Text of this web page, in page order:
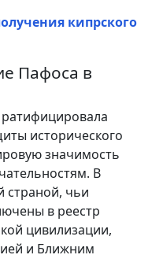
кипрского
Пафоса в
ратифицировала
исторического
значимость
В
страной, чьи
в реестр
цивилизации,
и Ближним